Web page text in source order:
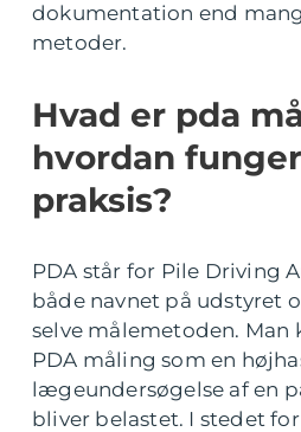
dokumentation end
metoder.
Hvad er pda
hvordan
praksis?
PDA står for Pile Driving
både navnet på udstyret
selve målemetoden. Man
PDA måling som en
lægeundersøgelse af en
bliver belastet. I stedet